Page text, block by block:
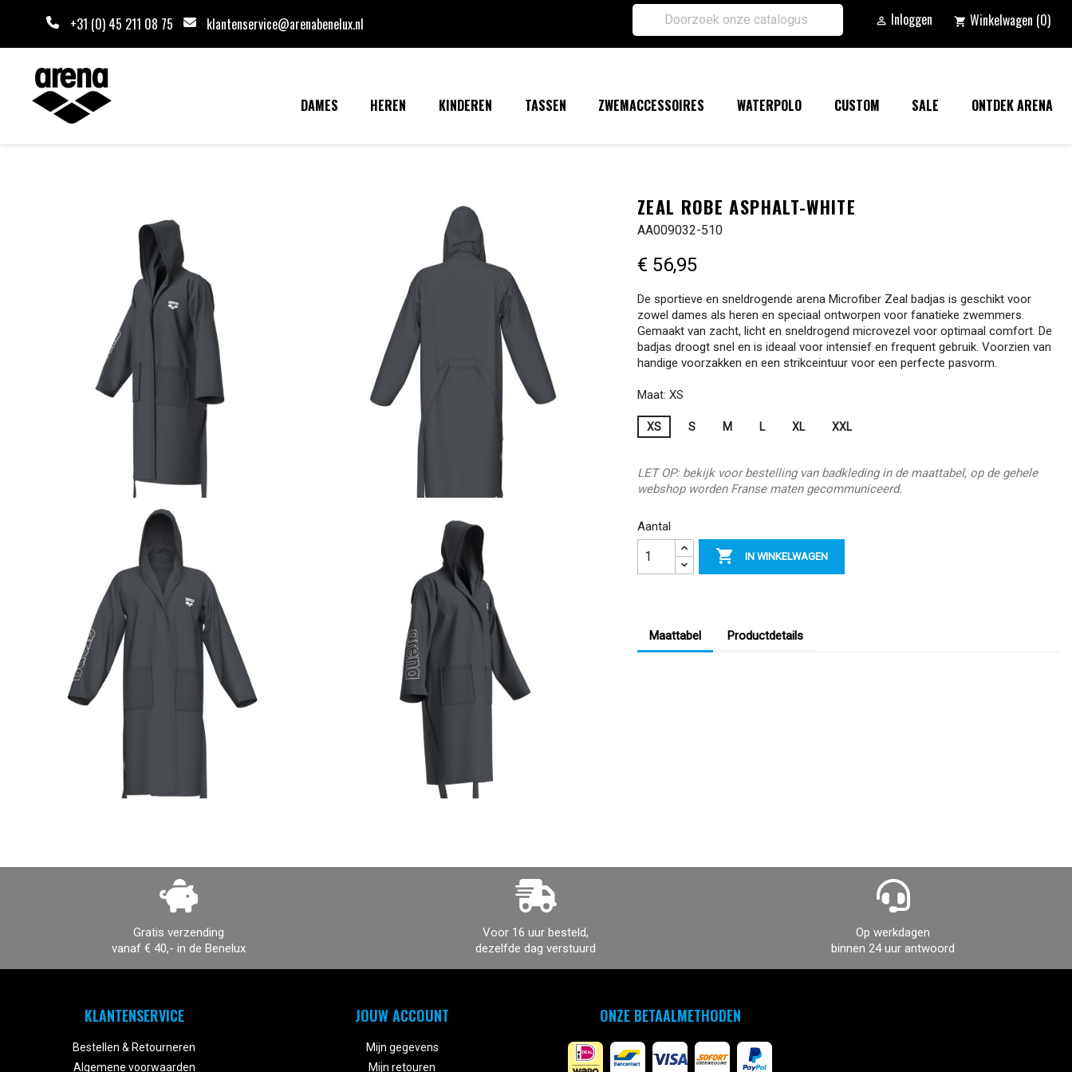
+31 (0) 45 211 08 75 klantenservice@arenabenelux.nl  Inloggen shopping_cart Winkelwagen (0)
DAMES HEREN KINDEREN TASSEN ZWEMACCESSOIRES WATERPOLO CUSTOM SALE ONTDEK ARENA
ZEAL ROBE ASPHALT-WHITE
AA009032-510
€ 56,95
De sportieve en sneldrogende arena Microfiber Zeal badjas is geschikt voor
zowel dames als heren en speciaal ontworpen voor fanatieke zwemmers.
Gemaakt van zacht, licht en sneldrogend microvezel voor optimaal comfort. De
badjas droogt snel en is ideaal voor intensief en frequent gebruik. Voorzien van
handige voorzakken en een strikceintuur voor een perfecte pasvorm.
Maat: XS
XS S M L XL XXL
LET OP: bekijk voor bestelling van badkleding in de maattabel, op de gehele
webshop worden Franse maten gecommuniceerd.
Aantal
 IN WINKELWAGEN
Maattabel Productdetails
Gratis verzending
vanaf € 40,- in de Benelux
Voor 16 uur besteld,
dezelfde dag verstuurd
Op werkdagen
binnen 24 uur antwoord
KLANTENSERVICE
Bestellen & Retourneren
Algemene voorwaarden
JOUW ACCOUNT
Mijn gegevens
Mijn retouren
ONZE BETAALMETHODEN